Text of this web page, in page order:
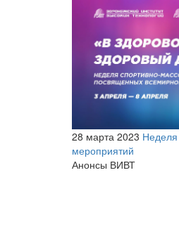
28 марта 2023
мероприятий
Анонсы ВИВТ